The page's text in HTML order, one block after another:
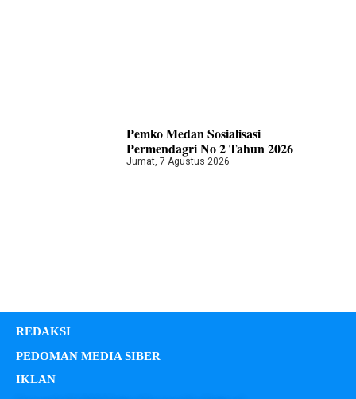
Pemko Medan Sosialisasi
Permendagri No 2 Tahun 2026
Jumat, 7 Agustus 2026
REDAKSI
PEDOMAN MEDIA SIBER
IKLAN